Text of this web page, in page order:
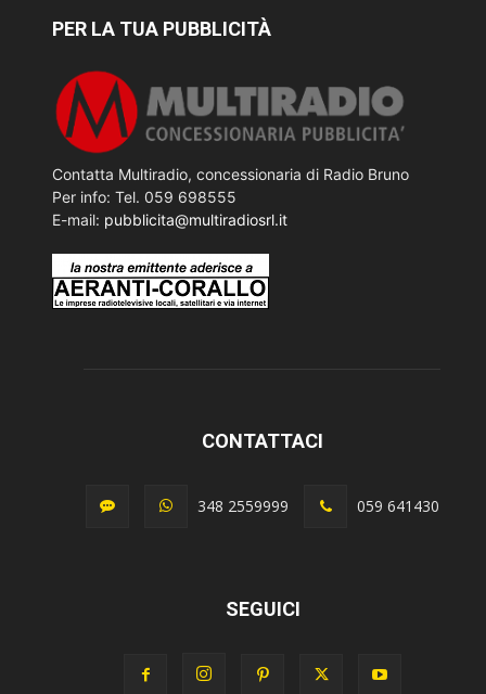
PER LA TUA PUBBLICITÀ
Contatta Multiradio, concessionaria di Radio Bruno
Per info: Tel. 059 698555
E-mail: pubblicita@multiradiosrl.it
CONTATTACI
348 2559999 059 641430
SEGUICI